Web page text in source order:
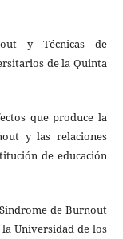
y Técnicas de
de la Quinta
que produce la
y las relaciones
de educación
de Burnout
Universidad de los